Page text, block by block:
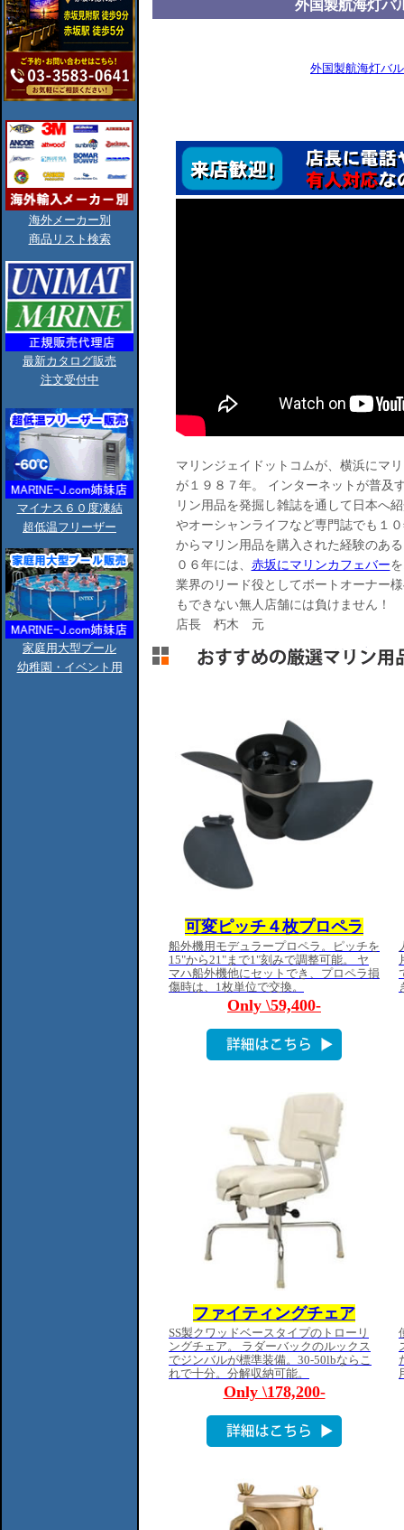
海外メーカー別
商品リスト検索
最新カタログ販売
注文受付中
マイナス６０度凍結
超低温フリーザー
家庭用大型プール
幼稚園・イベント用
外国製航海灯バ
外国製航海灯バ
マリンジェイドットコムが、横浜にマ
が１９８７年。 インターネットが普及
リン用品を発掘し雑誌を通して日本へ
やオーシャンライフなど専門誌でも１
からマリン用品を購入された経験のあ
０６年には、 赤坂にマリンカフェバー
業界のリード役としてボートオーナー
もできない無人店舗には負けません！
店長 朽木 元